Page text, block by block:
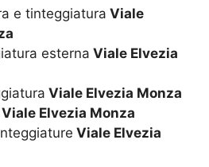
e tinteggiatura Viale
esterna Viale Elvezia
Viale Elvezia Monza
Viale Elvezia Monza
Viale Elvezia